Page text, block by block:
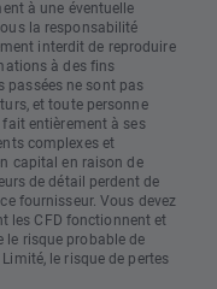
à une éventuelle
la responsabilité
interdit de reproduire
à des fins
passées ne sont pas
et toute personne
entièrement à ses
complexes et
capital en raison de
de détail perdent de
fournisseur. Vous devez
les CFD fonctionnent et
le risque probable de
le risque de pertes